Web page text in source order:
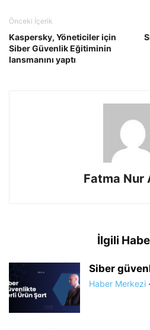
Önceki İçerik
Kaspersky, Yöneticiler için
Siber Güvenlik Eğitiminin
lansmanını yaptı
Fatma Nur
İlgili
Siber
Haber Merkezi